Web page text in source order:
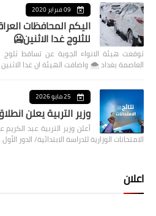
09 فبراير 2020
اليكم المحافظات
للثلوج غدا الاثنين🥶
توقعت هيئة الانواء الجوية عن تساقط
العاصمة بغداد ⁦🌨️⁩ واضافت الهيئة ان غدا الاثنين …
25 مايو 2026
وزير التربية يعلن
أعلن وزير التربية عبد الكريم
الامتحانات الوزارية للدراسة الابتدائية/ الدور
اعلان